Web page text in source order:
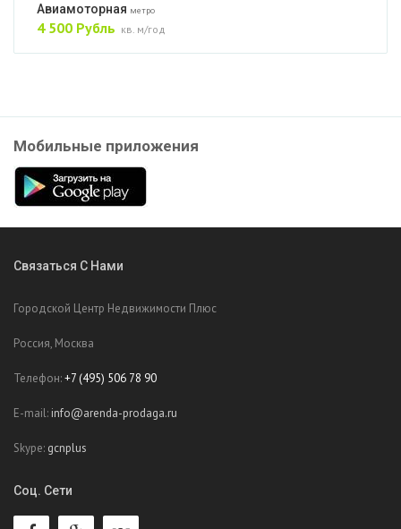
Авиамоторная метро
4 500 Рубль кв. м/год
Мобильные приложения
Связаться С Нами
Городской Центр Недвижимости Плюс
Россия, Москва
Телефон:+7 (495) 506 78 90
E-mail: info@arenda-prodaga.ru
Skype: gcnplus
Соц. Сети